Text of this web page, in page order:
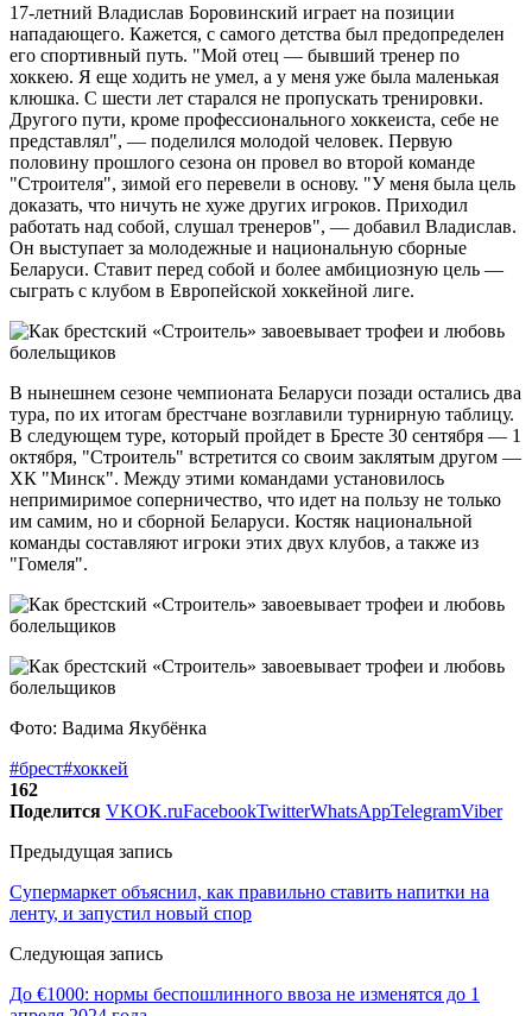
17-летний Владислав Боровинский играет на позиции
нападающего. Кажется, с самого детства был предопределен
его спортивный путь. "Мой отец — бывший тренер по
хоккею. Я еще ходить не умел, а у меня уже была маленькая
клюшка. С шести лет старался не пропускать тренировки.
Другого пути, кроме профессионального хоккеиста, себе не
представлял", — поделился молодой человек. Первую
половину прошлого сезона он провел во второй команде
"Строителя", зимой его перевели в основу. "У меня была цель
доказать, что ничуть не хуже других игроков. Приходил
работать над собой, слушал тренеров", — добавил Владислав.
Он выступает за молодежные и национальную сборные
Беларуси. Ставит перед собой и более амбициозную цель —
сыграть с клубом в Европейской хоккейной лиге.
В нынешнем сезоне чемпионата Беларуси позади остались два
тура, по их итогам брестчане возглавили турнирную таблицу.
В следующем туре, который пройдет в Бресте 30 сентября — 1
октября, "Строитель" встретится со своим заклятым другом —
ХК "Минск". Между этими командами установилось
непримиримое соперничество, что идет на пользу не только
им самим, но и сборной Беларуси. Костяк национальной
команды составляют игроки этих двух клубов, а также из
"Гомеля".
Фото: Вадима Якубёнка
#брест#хоккей
162
Поделится VKOK.ruFacebookTwitterWhatsAppTelegramViber
Предыдущая запись
Супермаркет объяснил, как правильно ставить напитки на
ленту, и запустил новый спор
Следующая запись
До €1000: нормы беспошлинного ввоза не изменятся до 1